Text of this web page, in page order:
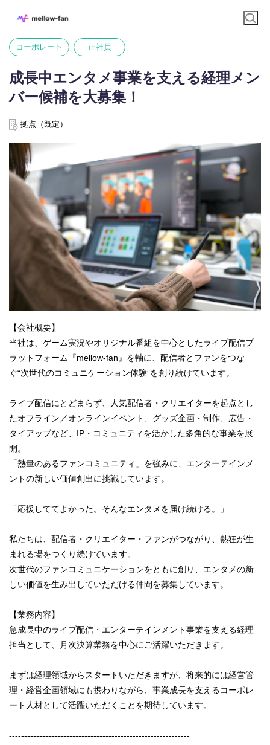
コーポレート 正社員
成長中エンタメ事業を支える経理メン
バー候補を大募集！
拠点（既定）
【会社概要】
当社は、ゲーム実況やオリジナル番組を中心としたライブ配信プ
ラットフォーム『mellow-fan』を軸に、配信者とファンをつな
ぐ“次世代のコミュニケーション体験”を創り続けています。
ライブ配信にとどまらず、人気配信者・クリエイターを起点とし
たオフライン／オンラインイベント、グッズ企画・制作、広告・
タイアップなど、IP・コミュニティを活かした多角的な事業を展
開。
「熱量のあるファンコミュニティ」を強みに、エンターテインメ
ントの新しい価値創出に挑戦しています。
「応援しててよかった。そんなエンタメを届け続ける。」
私たちは、配信者・クリエイター・ファンがつながり、熱狂が生
まれる場をつくり続けています。
次世代のファンコミュニケーションをともに創り、エンタメの新
しい価値を生み出していただける仲間を募集しています。
【業務内容】
急成長中のライブ配信・エンターテインメント事業を支える経理
担当として、月次決算業務を中心にご活躍いただきます。
まずは経理領域からスタートいただきますが、将来的には経営管
理・経営企画領域にも携わりながら、事業成長を支えるコーポレ
ート人材として活躍いただくことを期待しています。
------------------------------------------------------------